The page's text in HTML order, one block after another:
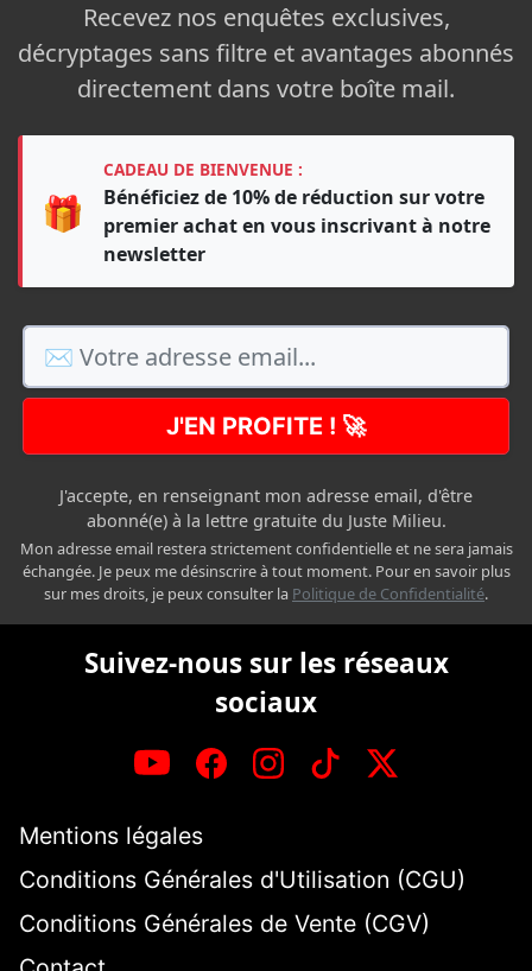
Recevez nos enquêtes exclusives,
décryptages sans filtre et avantages abonnés
directement dans votre boîte mail.
🎁
CADEAU DE BIENVENUE :
Bénéficiez de 10% de réduction sur votre
premier achat en vous inscrivant à notre
newsletter
J'EN PROFITE ! 🚀
J'accepte, en renseignant mon adresse email, d'être
abonné(e) à la lettre gratuite du Juste Milieu.
Mon adresse email restera strictement confidentielle et ne sera jamais
échangée. Je peux me désinscrire à tout moment. Pour en savoir plus
sur mes droits, je peux consulter la Politique de Confidentialité.
Suivez-nous sur les réseaux
sociaux
Mentions légales
Conditions Générales d'Utilisation (CGU)
Conditions Générales de Vente (CGV)